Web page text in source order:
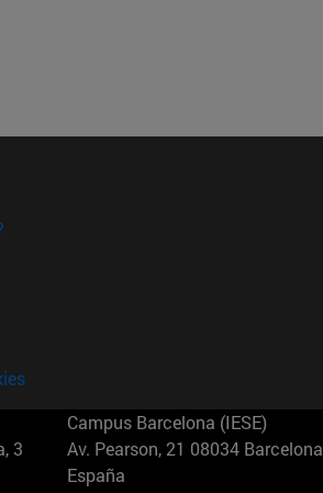
3
Campus Barcelona (IESE)
Av. Pearson, 21 08034 Barcelona
España